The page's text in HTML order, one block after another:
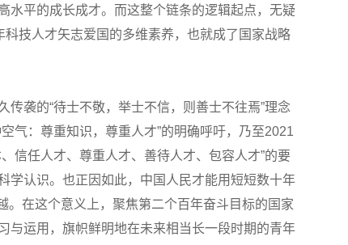
水平的成长成才。而这整个链条的逻辑起点，无疑
技人才矢志爱国的多维素养，也就成了国家战略
袭的“待士不敬，举士不信，则善士不往焉”理念
气：尊重知识，尊重人才”的明确呼吁，乃至2021
信任人才、尊重人才、善待人才、包容人才”的要
学认识。也正因如此，中国人民才能用短短数十年
。在这个意义上，聚焦第二个百年奋斗目标的国家
与运用，旗帜鲜明地在未来相当长一段时期的青年